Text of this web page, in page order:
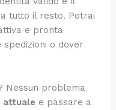
tutto il resto. Potrai
e pronta
spedizioni o dover
Nessun problema
attuale e passare a